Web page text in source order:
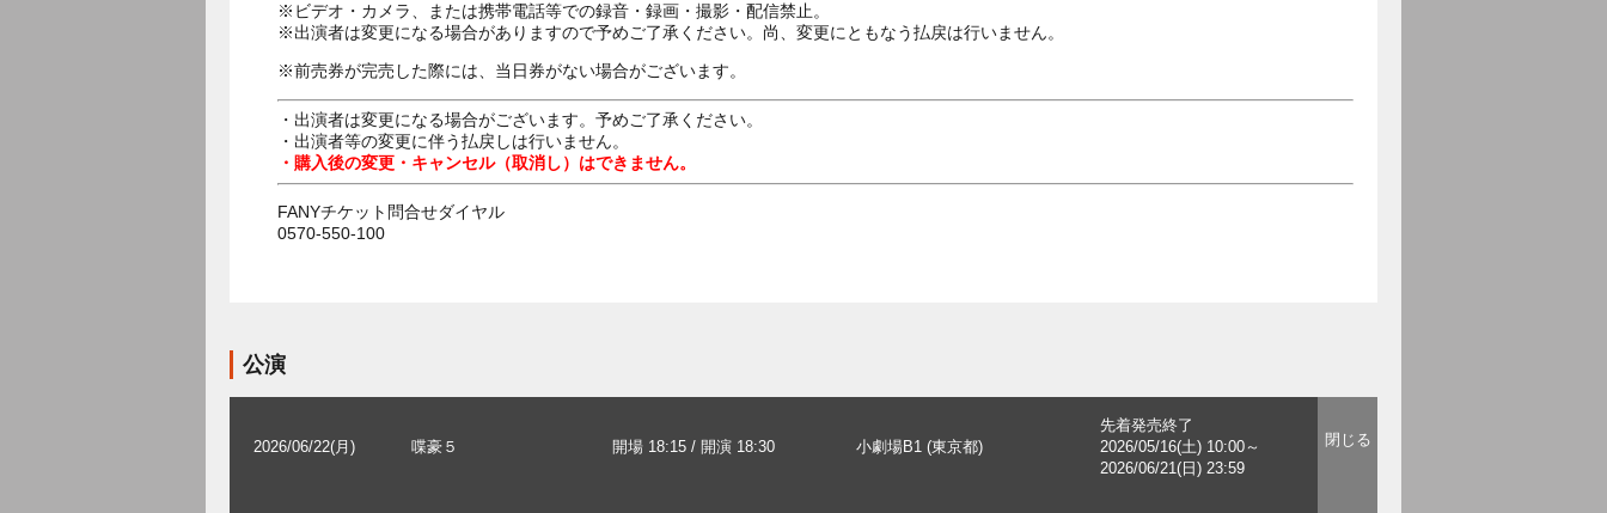
※ビデオ・カメラ、または携帯電話等での録音・録画・撮影・配信禁止。
※出演者は変更になる場合がありますので予めご了承ください。尚、変更にともなう払戻は行いません。
※前売券が完売した際には、当日券がない場合がございます。
・出演者は変更になる場合がございます。予めご了承ください。
・出演者等の変更に伴う払戻しは行いません。
・購入後の変更・キャンセル（取消し）はできません。
FANYチケット問合せダイヤル
0570-550-100
公演
2026/06/22(月) 喋豪５ 開場 18:15 / 開演 18:30 小劇場B1 (東京都)
先着発売終了
2026/05/16(土) 10:00～
2026/06/21(日) 23:59